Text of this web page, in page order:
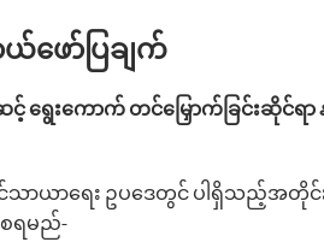
ဖော်ပြချက်
ေးကောက် တင်မြှောက်ခြင်းဆိုင်ရာ
င်သာယာ‌ရေး ဥပ‌ဒေတွင် ပါရှိသည့်အ
ေရမည်-